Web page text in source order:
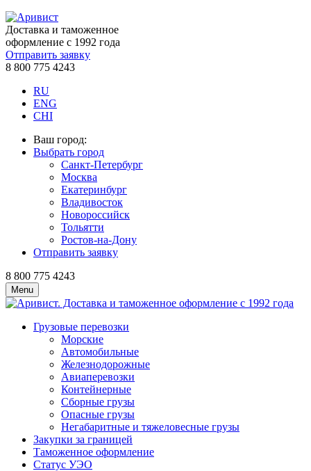
Доставка и таможенное
оформление с 1992 года
Отправить заявку
8 800 775 4243
RU
ENG
CHI
Ваш город:
Выбрать город
Санкт-Петербург
Москва
Екатеринбург
Владивосток
Новороссийск
Тольятти
Ростов-на-Дону
Отправить заявку
8 800 775 4243
Menu
Грузовые перевозки
Морские
Автомобильные
Железно­дорожные
Авиаперевозки
Контейнерные
Сборные грузы
Опасные грузы
Негабаритные и тяжело­весные грузы
Закупки за границей
Таможенное оформление
Статус УЭО